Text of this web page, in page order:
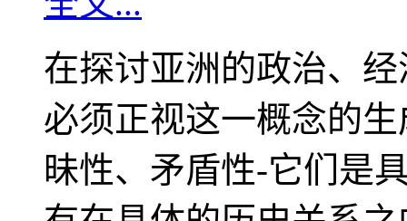
在探讨亚洲的政治、
必须正视这一概念的
昧性、矛盾性-它们是